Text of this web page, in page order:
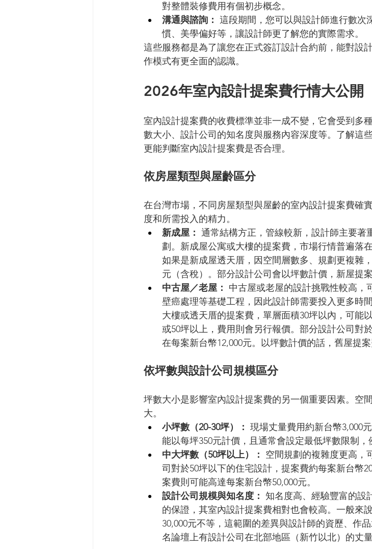
對整體裝修費用有個初步概念。
溝通與諮詢： 這段期間，您可以與設計師進行數次
慣、美學偏好等，讓設計師更了解您的實際需求。
這些服務都是為了讓您在正式簽訂設計合約前，能對設
作模式有更全面的認識。
2026年室內設計提案費行情大公開
室內設計提案費的收費標準並非一成不變，它會受到多
數大小、設計公司的知名度與服務內容深度等。了解這
更能判斷室內設計提案費是否合理。
依房屋類型與屋齡區分
在台灣市場，不同房屋類型與屋齡的室內設計提案費確
度和所需投入的精力。
新成屋： 通常結構方正，管線較新，設計師主要著
劃。新成屋公寓或大樓的提案費，市場行情普遍落
如果是新成屋透天厝，因空間層數多、規劃更複雜
元（含稅）。部分設計公司會以坪數計價，新屋提案
中古屋／老屋： 中古屋或老屋的設計挑戰性較高，
壁癌處理等基礎工程，因此設計師需要投入更多時
大樓或透天厝的提案費，單層面積30坪以內，可能
或50坪以上，費用則會另行報價。部分設計公司對
在每案新台幣12,000元。以坪數計價的話，舊屋提案
依坪數與設計公司規模區分
坪數大小是影響室內設計提案費的另一個重要因素。空
大。
小坪數（20-30坪）： 現場丈量費用約新台幣3,000
能以每坪350元計價，且通常會設定最低坪數限制，
中大坪數（50坪以上）： 空間規劃的複雜度更高，
司對於50坪以下的住宅設計，提案費約每案新台幣
案費則可能高達每案新台幣50,000元。
設計公司規模與知名度： 知名度高、經驗豐富的設
的保證，其室內設計提案費相對也會較高。一般來
30,000元不等，這範圍的差異與設計師的資歷、作
名論壇上有設計公司在北部地區（新竹以北）的丈